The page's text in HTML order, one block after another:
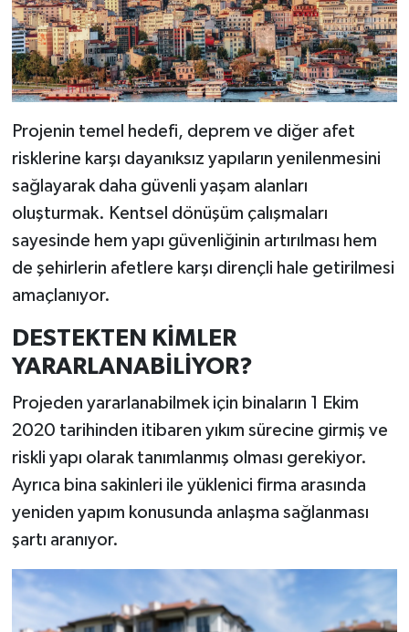
Projenin temel hedefi, deprem ve diğer afet
risklerine karşı dayanıksız yapıların yenilenmesini
sağlayarak daha güvenli yaşam alanları
oluşturmak. Kentsel dönüşüm çalışmaları
sayesinde hem yapı güvenliğinin artırılması hem
de şehirlerin afetlere karşı dirençli hale getirilmesi
amaçlanıyor.
DESTEKTEN KİMLER
YARARLANABİLİYOR?
Projeden yararlanabilmek için binaların 1 Ekim
2020 tarihinden itibaren yıkım sürecine girmiş ve
riskli yapı olarak tanımlanmış olması gerekiyor.
Ayrıca bina sakinleri ile yüklenici firma arasında
yeniden yapım konusunda anlaşma sağlanması
şartı aranıyor.